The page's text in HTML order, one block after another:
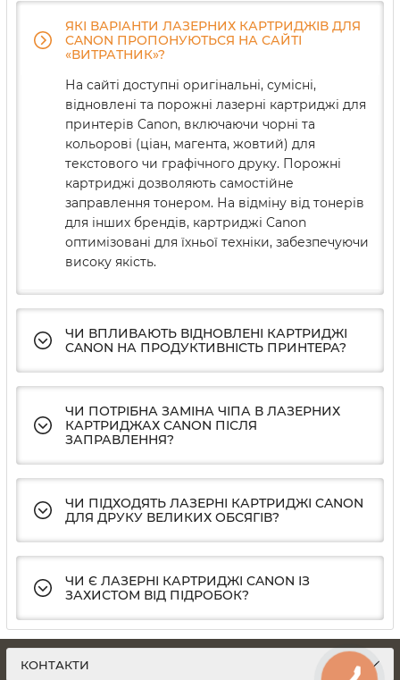
ЯКІ ВАРІАНТИ ЛАЗЕРНИХ КАРТРИДЖІВ ДЛЯ
CANON ПРОПОНУЮТЬСЯ НА САЙТІ
«ВИТРАТНИК»?
На сайті доступні оригінальні, сумісні,
відновлені та порожні лазерні картриджі для
принтерів Canon, включаючи чорні та
кольорові (ціан, магента, жовтий) для
текстового чи графічного друку. Порожні
картриджі дозволяють самостійне
заправлення тонером. На відміну від тонерів
для інших брендів, картриджі Canon
оптимізовані для їхньої техніки, забезпечуючи
високу якість.
ЧИ ВПЛИВАЮТЬ ВІДНОВЛЕНІ КАРТРИДЖІ
CANON НА ПРОДУКТИВНІСТЬ ПРИНТЕРА?
ЧИ ПОТРІБНА ЗАМІНА ЧІПА В ЛАЗЕРНИХ
КАРТРИДЖАХ CANON ПІСЛЯ
ЗАПРАВЛЕННЯ?
ЧИ ПІДХОДЯТЬ ЛАЗЕРНІ КАРТРИДЖІ CANON
ДЛЯ ДРУКУ ВЕЛИКИХ ОБСЯГІВ?
ЧИ Є ЛАЗЕРНІ КАРТРИДЖІ CANON ІЗ
ЗАХИСТОМ ВІД ПІДРОБОК?
КОНТАКТИ